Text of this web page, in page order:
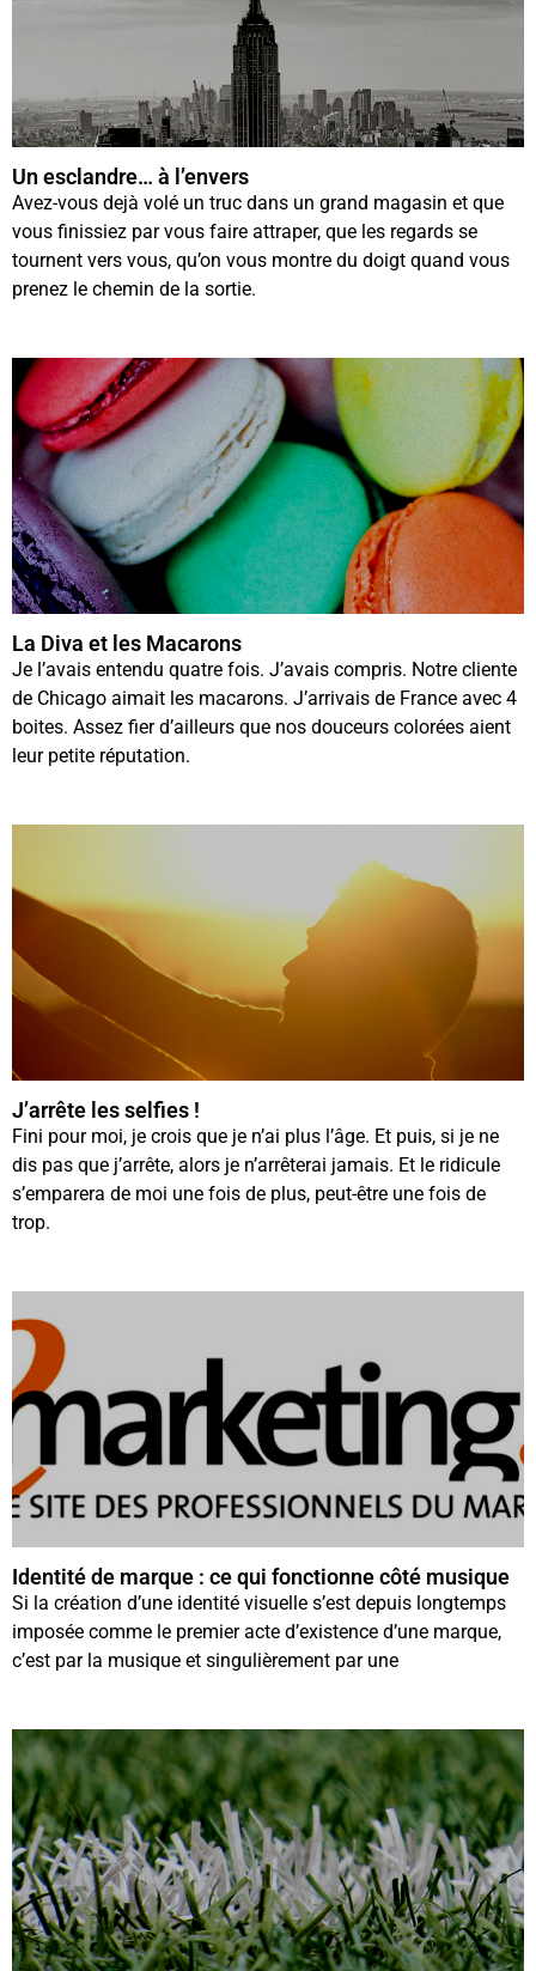
Un esclandre… à l’envers
Avez-vous dejà volé un truc dans un grand magasin et que
vous finissiez par vous faire attraper, que les regards se
tournent vers vous, qu’on vous montre du doigt quand vous
prenez le chemin de la sortie.
La Diva et les Macarons
Je l’avais entendu quatre fois. J’avais compris. Notre cliente
de Chicago aimait les macarons. J’arrivais de France avec 4
boites. Assez fier d’ailleurs que nos douceurs colorées aient
leur petite réputation.
J’arrête les selfies !
Fini pour moi, je crois que je n’ai plus l’âge. Et puis, si je ne
dis pas que j’arrête, alors je n’arrêterai jamais. Et le ridicule
s’emparera de moi une fois de plus, peut-être une fois de
trop.
Identité de marque : ce qui fonctionne côté musique
Si la création d’une identité visuelle s’est depuis longtemps
imposée comme le premier acte d’existence d’une marque,
c’est par la musique et singulièrement par une